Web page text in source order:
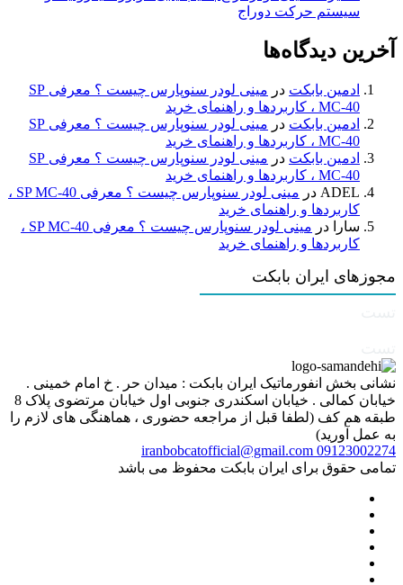
سیستم حرکت دوراج
آخرین دیدگاه‌ها
ادمین بابکت در
مینی لودر سنوپارس چیست ؟ معرفی SP
MC-40 ، کاربردها و راهنمای خرید
ادمین بابکت در
مینی لودر سنوپارس چیست ؟ معرفی SP
MC-40 ، کاربردها و راهنمای خرید
ادمین بابکت در
مینی لودر سنوپارس چیست ؟ معرفی SP
MC-40 ، کاربردها و راهنمای خرید
ADEL در
مینی لودر سنوپارس چیست ؟ معرفی SP MC-40 ،
کاربردها و راهنمای خرید
سارا
در
مینی لودر سنوپارس چیست ؟ معرفی SP MC-40 ،
کاربردها و راهنمای خرید
مجوزهای ایران بابکت
نشانی بخش انفورماتیک ایران بابکت : میدان حر . خ امام خمینی .
خیابان کمالی . خیابان اسکندری جنوبی اول خیابان مرتضوی پلاک 8
طبقه هم کف (لطفا قبل از مراجعه حضوری ، هماهنگی های لازم را
به عمل آورید)
09123002274
iranbobcatofficial@gmail.com
تمامی حقوق برای ایران بابکت محفوظ می باشد